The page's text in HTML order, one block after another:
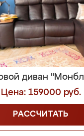
диван
Цена: 159000 руб.
РАССЧИТАТЬ